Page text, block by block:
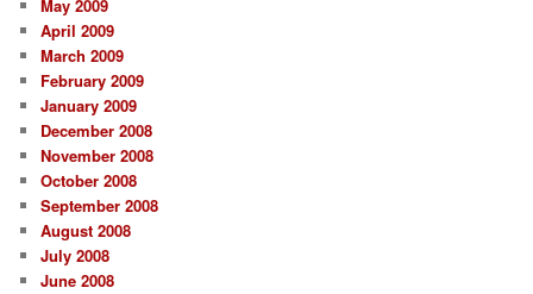
May 2009
April 2009
March 2009
February 2009
January 2009
December 2008
November 2008
October 2008
September 2008
August 2008
July 2008
June 2008